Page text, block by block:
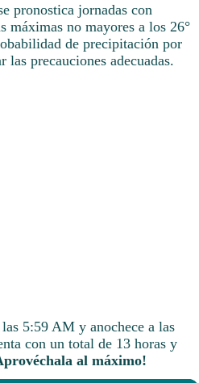
pronostica jornadas con
máximas no mayores a los 26°
de precipitación por
las precauciones adecuadas.
5:59 AM y anochece a las
con un total de 13 horas y
al máximo!